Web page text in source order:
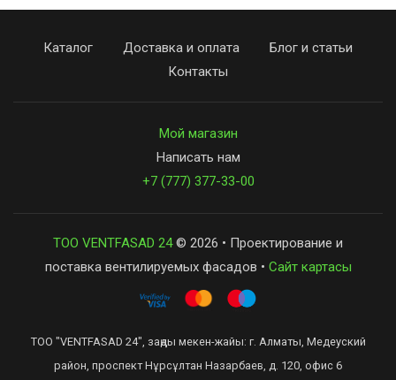
Каталог Доставка и оплата
Блог и статьи
Контакты
Мой магазин
Написать нам
+7 (777) 377-33-00
ТОО VENTFASAD 24© 2026 • Проектирование и
поставка вентилируемых фасадов • Сайт картасы
ТОО "VENTFASAD 24", заңды мекен-жайы: г. Алматы, Медеуский
район, проспект Нұрсұлтан Назарбаев, д. 120, офис 6